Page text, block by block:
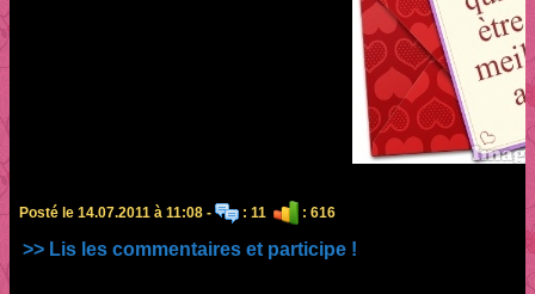
Posté le 14.07.2011 à 11:08 - : 11 : 616
>> Lis les commentaires et participe !